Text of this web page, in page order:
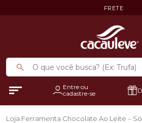
FRETE
Entre ou
cadastre-se
Loja Ferramenta Chocolate Ao Leite –